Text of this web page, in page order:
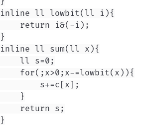
inline ll lowbit(ll i){
    return i&(-i);
}
inline ll sum(ll x){
    ll s=0;
    for(;x>0;x-=lowbit(x)){
        s+=c[x];
    }
    return s;
}